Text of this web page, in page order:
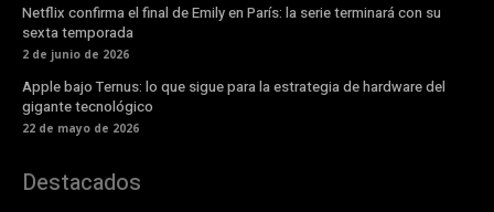
Netflix confirma el final de Emily en París: la serie terminará con su
sexta temporada
2 de junio de 2026
Apple bajo Ternus: lo que sigue para la estrategia de hardware del
gigante tecnológico
22 de mayo de 2026
Destacados